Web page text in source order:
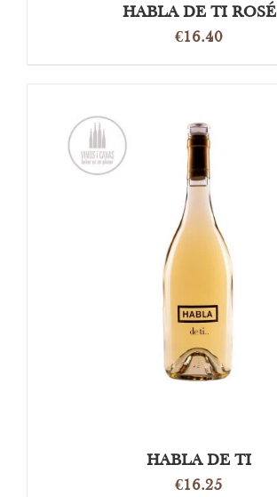
HABLA DE TI ROSÉ
€16.40
OPTIES SELECTEREN /
HABLA DE TI
€16.25